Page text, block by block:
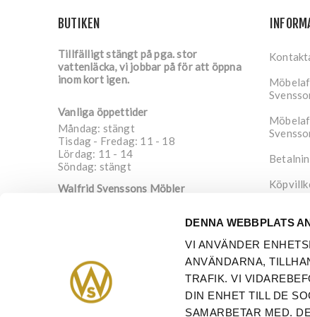
DENNA WEBBPLATS
VI ANVÄNDER
ANVÄNDARNA,
TRAFIK. VI
DIN ENHET TILL DE
SAMARBETAR MED.
BUTIKEN
Tillfälligt stängt på pga. stor
vattenläcka, vi jobbar på för att öppna
inom kort igen.
Vanliga öppettider
Måndag: stängt
Tisdag - Fredag: 11 - 18
Lördag: 11 - 14
Söndag: stängt
Walfrid Svenssons Möbler
054-21 08 91